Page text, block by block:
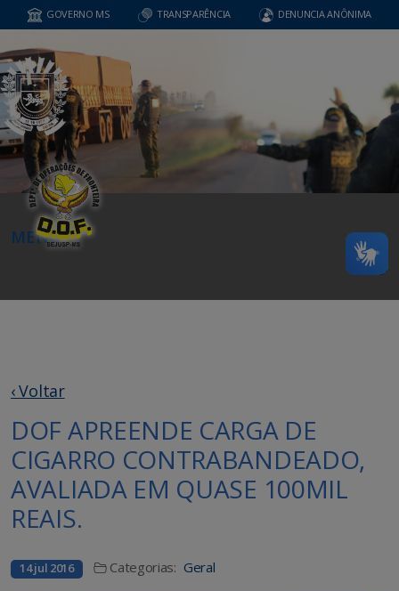
GOVERNO MS TRANSPARÊNCIA DENUNCIA ANÔNIMA
MENU
‹ Voltar
DOF APREENDE CARGA DE
CIGARRO CONTRABANDEADO,
AVALIADA EM QUASE 100MIL
REAIS.
14 jul 2016 Categorias: Geral